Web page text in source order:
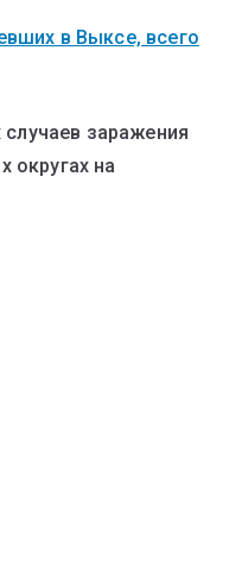
в Выксе, всего
заражения
округах на